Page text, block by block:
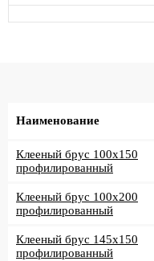
Наименование
Клееный брус 100x150
профилированный
Клееный брус 100x200
профилированный
Клееный брус 145x150
профилированный